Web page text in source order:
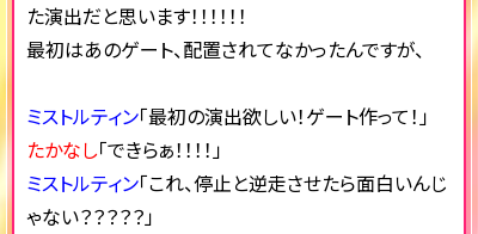
た演出だと思います！！！！！！
最初はあのゲート、配置されてなかったんですが、
ミストルティン「最初の演出欲しい！ゲート作って！」
たかなし「できらぁ！！！！」
ミストルティン「これ、停止と逆走させたら面白いんじ
ゃない？？？？？」